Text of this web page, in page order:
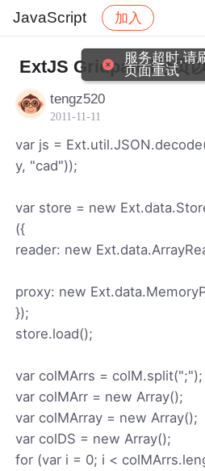
JavaScript 加入
社区 JavaScript 帖子详
ExtJS Gridpanel分页
tengz520
2011-11-11
var js =
y, "cad"));
var store = new
({
reader: new
proxy: new
});
store.load();
var colMArrs = colM.split(";");
var colMArr = new Array();
var colMArray = new Array();
var colDS = new Array();
for (var i = 0; i <
服务超时,请
页面重试